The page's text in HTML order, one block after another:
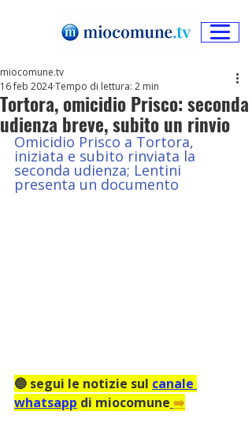
Tortora, omicidio Prisco: seconda
udienza breve, subito un rinvio
miocomune.tv
16 feb 2024Tempo di lettura: 2 min
Omicidio Prisco a Tortora,
iniziata e subito rinviata la
seconda udienza; Lentini
presenta un documento
🔵 segui le notizie sul canale
whatsapp di miocomune ➡️